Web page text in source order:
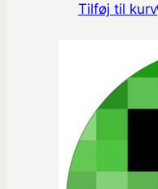
Tilføj til kurv